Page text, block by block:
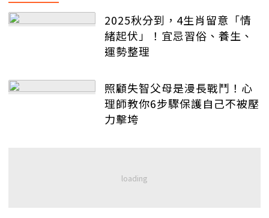
2025秋分到，4生肖留意「情
緒起伏」！宜忌習俗、養生、
運勢整理
照顧失智父母是漫長戰鬥！心
理師教你6步驟保護自己不被壓
力擊垮